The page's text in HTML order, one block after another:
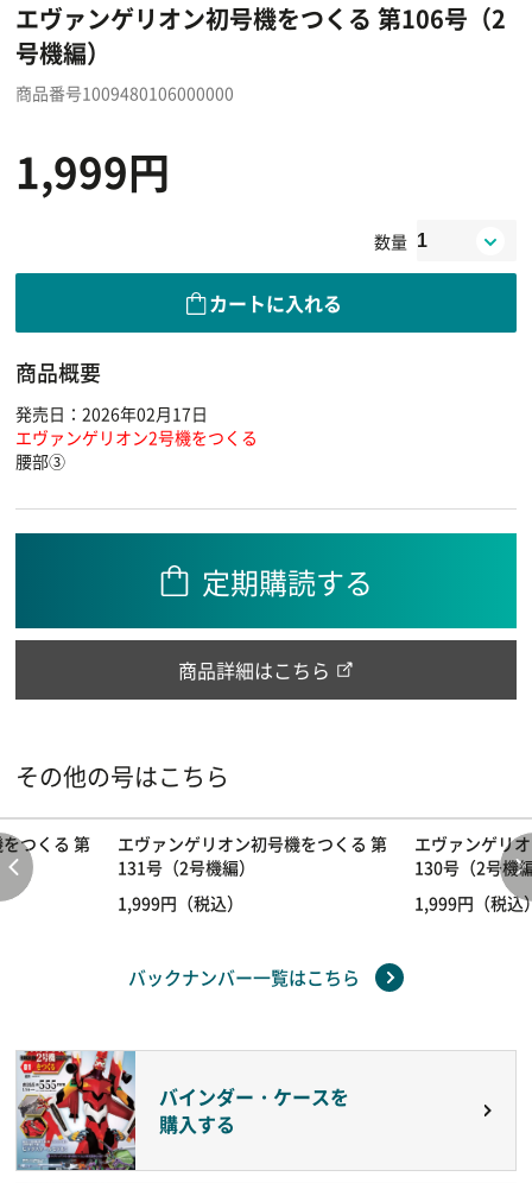
エヴァンゲリオン初号機をつくる 第106号（2
号機編）
商品番号1009480106000000
1,999円
数量
カートに入れる
商品概要
発売日：2026年02月17日
エヴァンゲリオン2号機をつくる
腰部③
定期購読する
商品詳細はこちら
その他の号はこちら
つくる 第
エヴァンゲリオン初号機をつくる 第
131号（2号機編）
1,999円（税込）
エヴァンゲリ
130号（2号機
1,999円（税込
バックナンバー一覧はこちら
バインダー・ケースを
購入する